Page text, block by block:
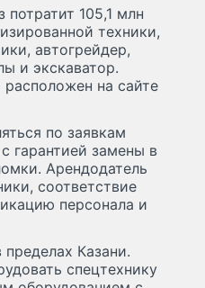
потратит 105,1 млн
техники,
автогрейдер,
и экскаватор.
на сайте
по заявкам
гарантией замены в
Арендодатель
соответствие
персонала и
Казани.
спецтехнику